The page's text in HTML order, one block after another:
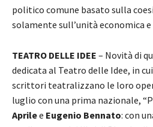
politico comune basato sulla
solamente sull’unità economica
TEATRO DELLE IDEE – Novità di
dedicata al Teatro delle Idee, in
scrittori teatralizzano le loro
luglio con una prima nazionale,
Aprilee Eugenio Bennato: con